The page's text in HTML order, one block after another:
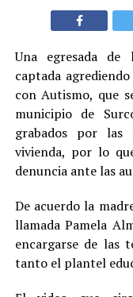
Una egresada
captada
con Autismo, que
municipio de
grabados por las
vivienda, por lo
denuncia ante las
De acuerdo la
llamada Pamela
encargarse de las
tanto el plantel